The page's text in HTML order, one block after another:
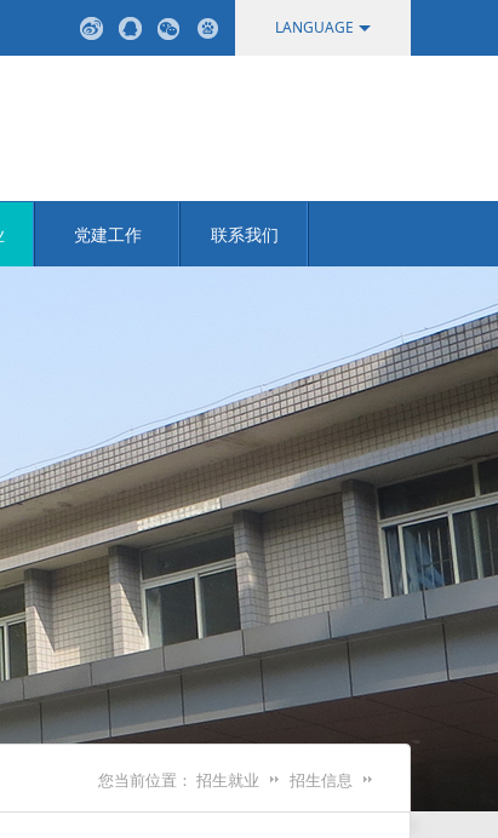
LANGUAGE
党建工作 联系我们
您当前位置： 招生就业 招生信息